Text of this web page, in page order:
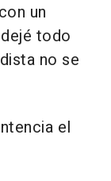
un
todo
no se
el